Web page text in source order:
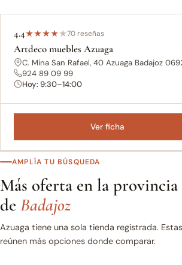
4.4★★★★★70 reseñas
Artdeco muebles Azuaga
C. Mina San Rafael, 40 Azuaga Badajoz
924 89 09 99
Hoy: 9:30–14:00
Ver ficha
AMPLÍA TU BÚSQUEDA
Más oferta en la provincia
de Badajoz
Azuaga tiene una sola tienda registrada.
reúnen más opciones donde comparar.